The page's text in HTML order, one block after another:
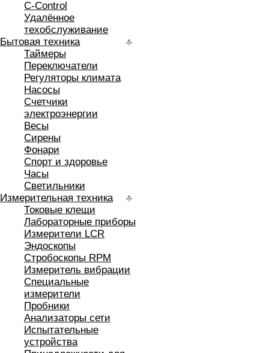
C-Control
Удалённое
техобслуживание
Бытовая техника
Таймеры
Переключатели
Регуляторы климата
Насосы
Счетчики
электроэнергии
Весы
Сирены
Фонари
Спорт и здоровье
Часы
Светильники
Измерительная техника
Токовые клещи
Лабораторные приборы
Измерители LCR
Эндоскопы
Стробоскопы RPM
Измеритель вибрации
Специальные
измерители
Пробники
Анализаторы сети
Испытательные
устройства